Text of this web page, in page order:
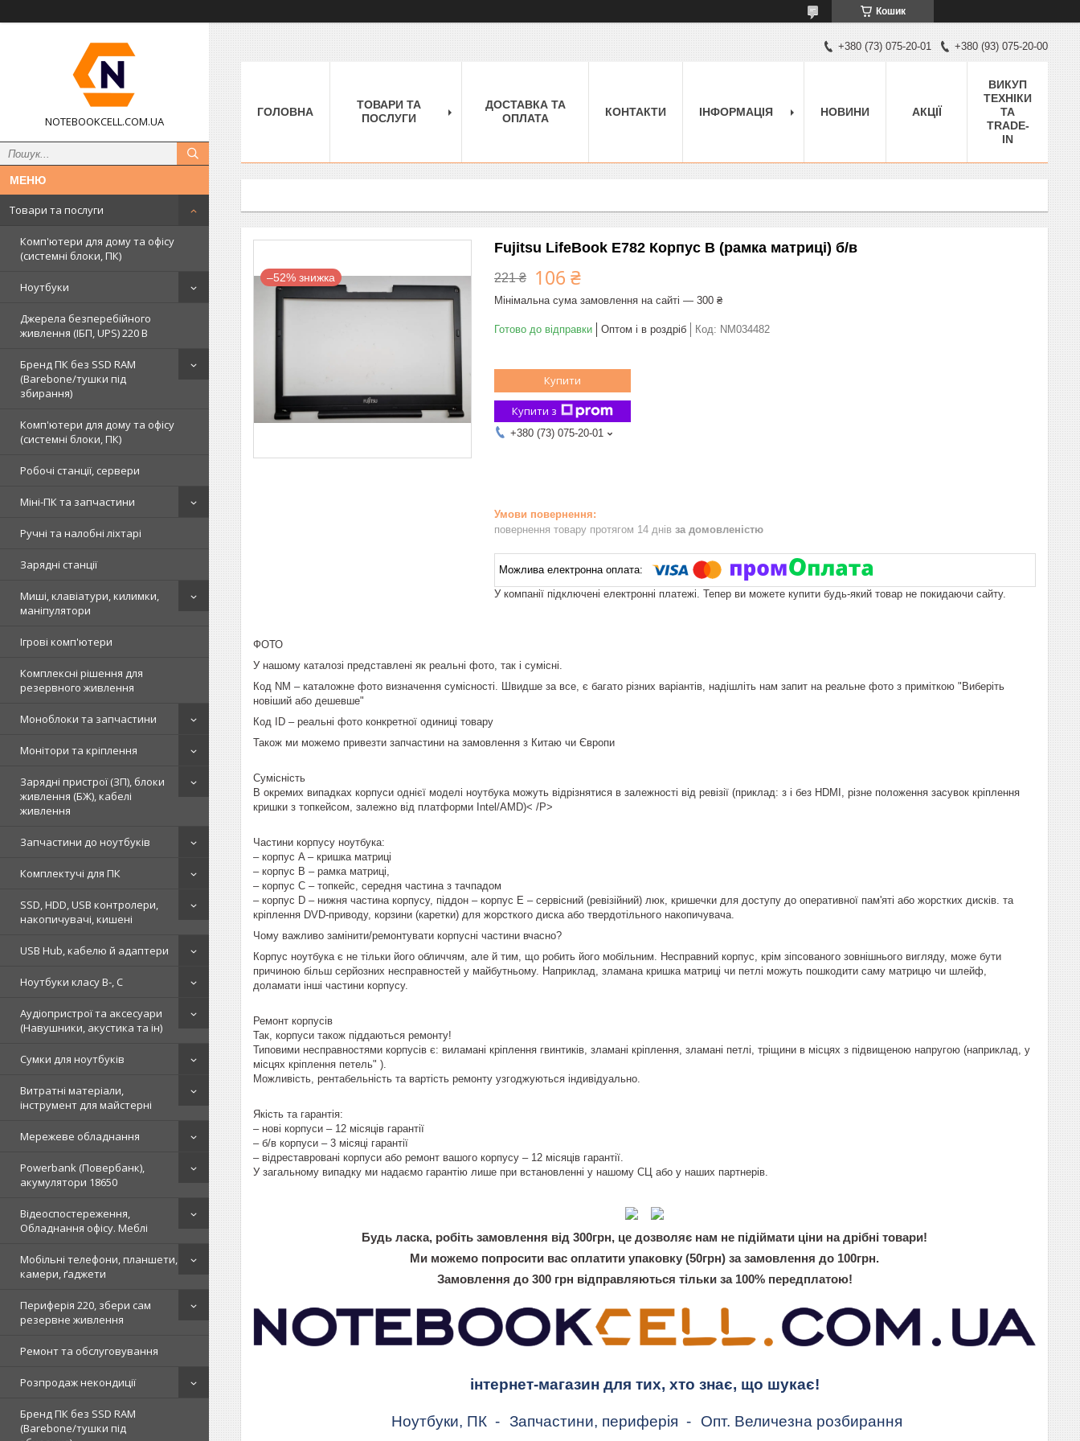
Кошик
NOTEBOOKCELL.COM.UA
Товари та послуги
Комп'ютери для дому та офісу
(системні блоки, ПК)
Ноутбуки
Джерела безперебійного
живлення (ІБП, UPS) 220 В
Бренд ПК без SSD RAM
(Barebone/тушки під
збирання)
Комп'ютери для дому та офісу
(системні блоки, ПК)
Робочі станції, сервери
Міні-ПК та запчастини
Ручні та налобні ліхтарі
Зарядні станції
Миші, клавіатури, килимки,
маніпулятори
Ігрові комп'ютери
Комплексні рішення для
резервного живлення
Моноблоки та запчастини
Монітори та кріплення
Зарядні пристрої (ЗП), блоки
живлення (БЖ), кабелі
живлення
Запчастини до ноутбуків
Комплектучі для ПК
SSD, HDD, USB контролери,
накопичувачі, кишені
USB Hub, кабелю й адаптери
Ноутбуки класу B-, C
Аудіопристрої та аксесуари
(Навушники, акустика та ін)
Сумки для ноутбуків
Витратні матеріали,
інструмент для майстерні
Мережеве обладнання
Powerbank (Повербанк),
акумулятори 18650
Відеоспостереження,
Обладнання офісу. Меблі
Мобільні телефони, планшети,
камери, ґаджети
Периферія 220, збери сам
резервне живлення
Ремонт та обслуговування
Розпродаж некондиції
Бренд ПК без SSD RAM
(Barebone/тушки під
+380 (73) 075-20-01 +380 (93) 075-20-00
ГОЛОВНА
ТОВАРИ ТА
ПОСЛУГИ
ДОСТАВКА ТА
ОПЛАТА
КОНТАКТИ ІНФОРМАЦІЯ НОВИНИ АКЦІЇ
ВИКУП
ТЕХНІКИ
ТА
TRADE-
IN
–52%
Fujitsu LifeBook E782 Корпус B (рамка матриці) б/в
221 ₴ 106 ₴
Мінімальна сума замовлення на сайті — 300 ₴
Готово до відправки Оптом і в роздріб Код: NM034482
Купити
Купити з
+380 (73) 075-20-01
повернення товару протягом 14 днів за домовленістю
У компанії підключені електронні платежі. Тепер ви можете купити будь-який товар не покидаючи сайту.
ФОТО
У нашому каталозі представлені як реальні фото, так і сумісні.
Код NM – каталожне фото визначення сумісності. Швидше за все, є багато різних варіантів, надішліть нам запит на реальне фото з приміткою "Виберіть
новіший або дешевше"
Код ID – реальні фото конкретної одиниці товару
Також ми можемо привезти запчастини на замовлення з Китаю чи Європи
Сумісність
В окремих випадках корпуси однієї моделі ноутбука можуть відрізнятися в залежності від ревізії (приклад: з і без HDMI, різне положення засувок кріплення
кришки з топкейсом, залежно від платформи Intel/AMD)< /P>
Частини корпусу ноутбука:
– корпус A – кришка матриці
– корпус B – рамка матриці,
– корпус C – топкейс, середня частина з тачпадом
– корпус D – нижня частина корпусу, піддон – корпус E – сервісний (ревізійний) люк, кришечки для доступу до оперативної пам'яті або жорстких дисків. та
кріплення DVD-приводу, корзини (каретки) для жорсткого диска або твердотільного накопичувача.
Чому важливо замінити/ремонтувати корпусні частини вчасно?
Корпус ноутбука є не тільки його обличчям, але й тим, що робить його мобільним. Несправний корпус, крім зіпсованого зовнішнього вигляду, може бути
причиною більш серйозних несправностей у майбутньому. Наприклад, зламана кришка матриці чи петлі можуть пошкодити саму матрицю чи шлейф,
доламати інші частини корпусу.
Ремонт корпусів
Так, корпуси також піддаються ремонту!
Типовими несправностями корпусів є: виламані кріплення гвинтиків, зламані кріплення, зламані петлі, тріщини в місцях з підвищеною напругою (наприклад, у
місцях кріплення петель" ).
Можливість, рентабельність та вартість ремонту узгоджуються індивідуально.
Якість та гарантія:
– нові корпуси – 12 місяців гарантії
– б/в корпуси – 3 місяці гарантії
– відреставровані корпуси або ремонт вашого корпусу – 12 місяців гарантії.
У загальному випадку ми надаємо гарантію лише при встановленні у нашому СЦ або у наших партнерів.
Будь ласка, робіть замовлення від 300грн, це дозволяє нам не підіймати ціни на дрібні товари!
Ми можемо попросити вас оплатити упаковку (50грн) за замовлення до 100грн.
Замовлення до 300 грн відправляються тільки за 100% передплатою!
інтернет-магазин для тих, хто знає, що шукає!
Ноутбуки, ПК - Запчастини, периферія - Опт. Величезна розбирання